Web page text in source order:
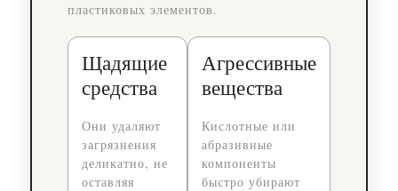
пластиковых элементов.
Щадящие
средства
Они удаляют
загрязнения
деликатно, не
оставляя
Агрессивные
вещества
Кислотные или
абразивные
компоненты
быстро убирают